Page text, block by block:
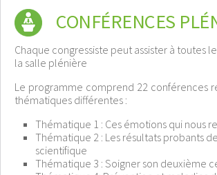
CONFÉRENCES
Chaque congressiste peut assister à toutes
la salle plénière
Le programme comprend 22 conférences
thématiques différentes :
Thématique 1 : Ces émotions qui nous
Thématique 2 : Les résultats probants
scientifique
Thématique 3 : Soigner son deuxième